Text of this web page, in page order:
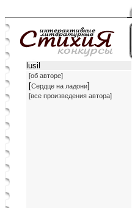
lusil
[об авторе]
[Сердце на ладони]
[все произведения автора]